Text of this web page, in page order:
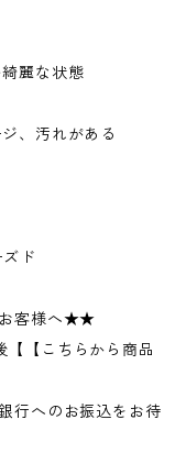
麗な状態
、汚れがある
ド
客様へ★★
【こちらから商品
行へのお振込をお待